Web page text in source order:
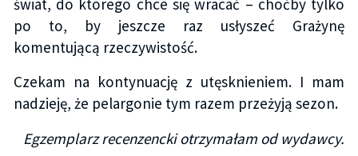
świat, do którego chce się wracać – choćby tylko
po to, by jeszcze raz usłyszeć Grażynę
komentującą rzeczywistość.
Czekam na kontynuację z utęsknieniem. I mam
nadzieję, że pelargonie tym razem przeżyją sezon.
Egzemplarz recenzencki otrzymałam od wydawcy.